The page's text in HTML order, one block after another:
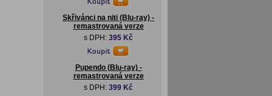
Skřivánci na niti (Blu-ray) -
remastrovaná verze
s DPH: 395 Kč
Pupendo (Blu-ray) -
remastrovaná verze
s DPH: 399 Kč